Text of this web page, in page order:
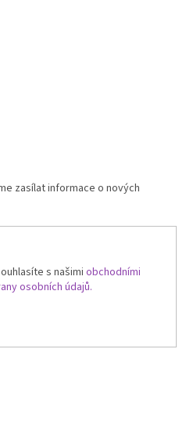
zasílat informace o nových
s našimi obchodními
osobních údajů.